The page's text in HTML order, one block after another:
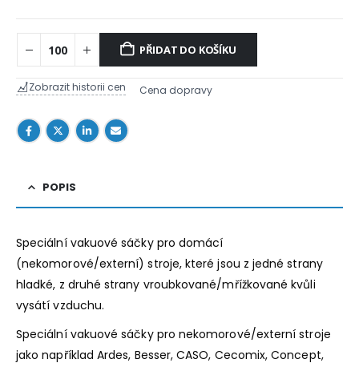
PŘIDAT DO KOŠÍKU
Zobrazit historii cen Cena dopravy
POPIS
Speciální vakuové sáčky pro domácí
(nekomorové/externí) stroje, které jsou z jedné strany
hladké, z druhé strany vroubkované/mřížkované kvůli
vysátí vzduchu.
Speciální vakuové sáčky pro nekomorové/externí stroje
jako například Ardes, Besser, CASO, Cecomix, Concept,